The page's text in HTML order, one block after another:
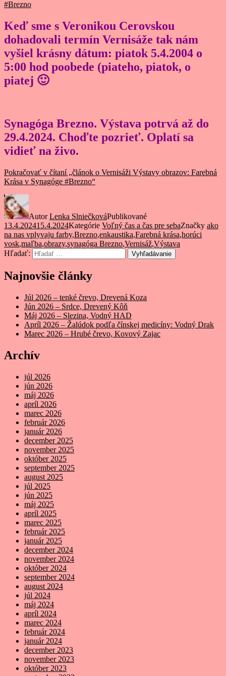
Keď sme s Veronikou Cerovskou
dohadovali termín Vernisáže tak nám
vyšiel krásny dátum: piatok 5.4.2004 o
5:00 hod poobede (piateho, piatok, o
piatej 🙂
Synagóga Brezno. Výstava potrvá až do
29.4.2024. Choďte pozrieť. Oplatí sa
vidieť na živo.
Pokračovať v čítaní„článok o Vernisáži Výstavy obrazov: Farebná
Krása v Synagóge #Brezno“
AutorLenka SlniečkováPublikované
13.4.202415.4.2024Kategórie Voľný čas a čas pre sebaZnačky ako
na nas vplyvaju farby,Brezno,enkaustika,Farebná krása,horúci
vosk,maľba,obrazy,synagóga Brezno,Vernisáž,Výstava
Hľadať:
Vyhľadávanie
Najnovšie články
Júl 2026 – tenké črevo, Drevená Koza
Jún 2026 – Srdce, Drevený Kôň
Máj 2026 – Slezina, Vodný HAD
Apríl 2026 – Žalúdok podľa čínskej medicíny: Vodný Drak
Marec 2026 – Hrubé črevo, Kovový Zajac
Archív
júl 2026
jún 2026
máj 2026
apríl 2026
marec 2026
február 2026
január 2026
december 2025
november 2025
október 2025
september 2025
august 2025
júl 2025
jún 2025
máj 2025
apríl 2025
marec 2025
február 2025
január 2025
december 2024
november 2024
október 2024
september 2024
august 2024
júl 2024
máj 2024
apríl 2024
marec 2024
február 2024
január 2024
december 2023
november 2023
október 2023